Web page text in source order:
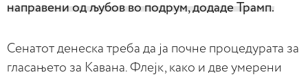
направени од љубов во подрум, додаде Трамп.
Сенатот денеска треба да ја почне процедурата за
гласањето за Каванa. Флејк, како и две умерени